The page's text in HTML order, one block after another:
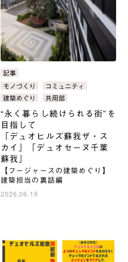
カ
テ
ゴ
リ：
記事
タ
グ：
モノづくり
コミュニティ
建築めぐり
共用部
“永く暮らし続けられる街”を
目指して
「デュオヒルズ蘇我ザ・ス
カイ」「デュオセーヌ千葉
蘇我」
【フージャースの建築めぐり】
建築担当の裏話編
2026.06.19